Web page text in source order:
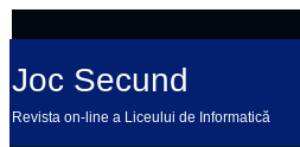
Joc Secund
Revista on-line a Liceului de Informatică